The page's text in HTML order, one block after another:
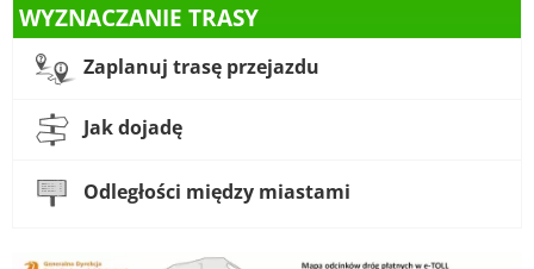
WYZNACZANIE TRASY
Zaplanuj trasę przejazdu
Jak dojadę
Odległości między miastami